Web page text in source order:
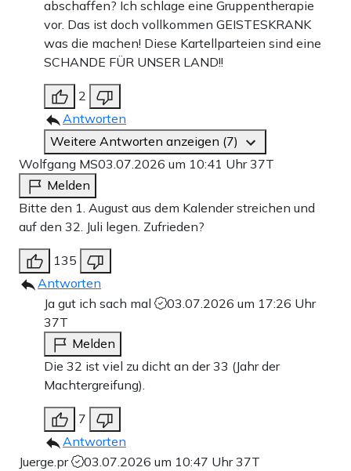
abschaffen? Ich schlage eine Gruppentherapie
vor. Das ist doch vollkommen GEISTESKRANK
was die machen! Diese Kartellparteien sind eine
SCHANDE FÜR UNSER LAND!!
2
Antworten
Weitere Antworten anzeigen (7)
Wolfgang MS03.07.2026 um 10:41 Uhr37T
Melden
Bitte den 1. August aus dem Kalender streichen und
auf den 32. Juli legen. Zufrieden?
135
Antworten
Ja gut ich sach mal
03.07.2026 um 17:26 Uhr
37T
Melden
Die 32 ist viel zu dicht an der 33 (Jahr der
Machtergreifung).
7
Antworten
Juerge.pr
03.07.2026 um 10:47 Uhr37T